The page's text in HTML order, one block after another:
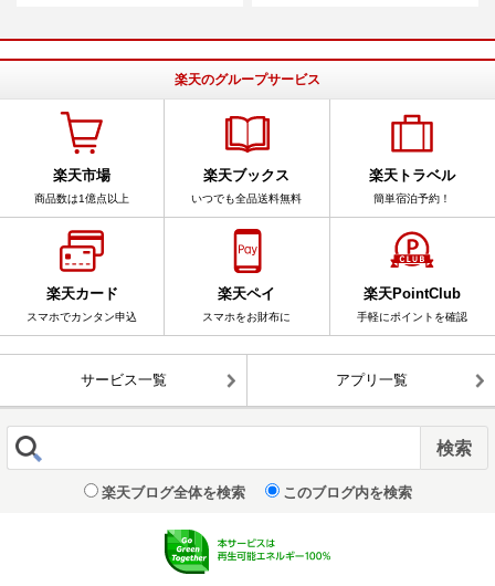
楽天のグループサービス
楽天市場
商品数は1億点以上
楽天ブックス
いつでも全品送料無料
楽天トラベル
簡単宿泊予約！
楽天カード
スマホでカンタン申込
楽天ペイ
スマホをお財布に
楽天PointClub
手軽にポイントを確認
サービス一覧 アプリ一覧
楽天ブログ全体を検索 このブログ内を検索